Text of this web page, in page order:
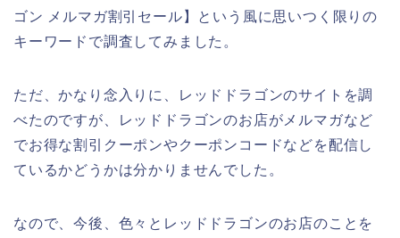
ゴン メルマガ割引セール】という風に思いつく限りの
キーワードで調査してみました。
ただ、かなり念入りに、レッドドラゴンのサイトを調
べたのですが、レッドドラゴンのお店がメルマガなど
でお得な割引クーポンやクーポンコードなどを配信し
ているかどうかは分かりませんでした。
なので、今後、色々とレッドドラゴンのお店のことを